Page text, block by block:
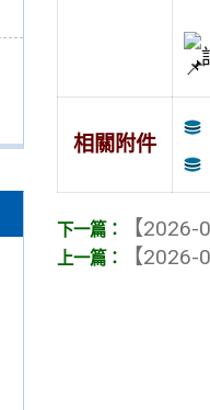
相關附件
【
【2026-